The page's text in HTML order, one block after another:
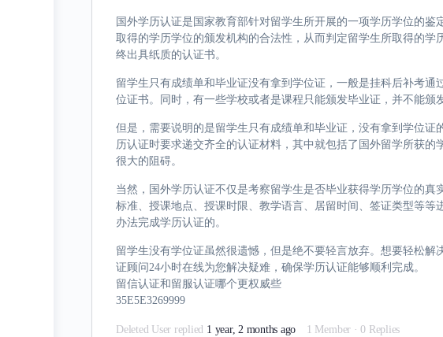
国外学历认证是国家教育部针对留学生所开展的一项学历学位的
取得的学历学位的颁发机构的合法性，从而判定留学生所取得的
终出具纸质的认证书。
留学生只有成绩单和毕业证没有拿到学位证，一般是挂科后补考
位证书。同时，有一些学校或者是课程只能颁发毕业证，并不能颁
但是，需要说明的是留学生只有成绩单和毕业证，没有拿到学位
历认证时要求递交齐全的认证材料，其中就包括了国外留学所获
很大的阻碍。
当然，国外学历认证不仅是考察留学生是否毕业获得学历学位的
标准、授课地点、授课时限、教学语言、居留时间、签证类型等
办法完成学历认证的。
留学生没有学位证虽然很遗憾，但是绝不要轻言放弃。想要轻松解
证顾问24小时在线为您解决疑难，确保学历认证能够顺利完成。
留信认证和留服认证哪个更权威些
35E5E3269999
Deleted User replied 1 year, 2 months ago 1 Member · 0 Replies